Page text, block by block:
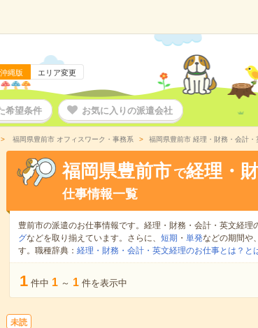
縄版 エリア変更
希望条件 お気に入りの派遣会社
福岡県豊前市 オフィスワーク・事務系 福岡県豊前市 経理・財務・会計
福岡県豊前市 で経理・
仕事情報一覧
豊前市の派遣のお仕事情報です。経理・財務・会計・英文経理
グなどを取り揃えています。さらに、 短期 ・ 単発などの期間や、
す。職種辞典： 経理・財務・会計・英文経理のお仕事とは？と
1 件中 1 ～ 1 件を表示中
未読